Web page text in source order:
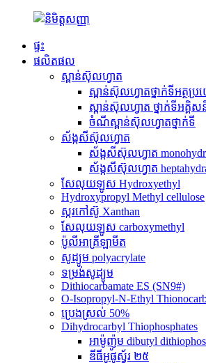
ផ្ទះ
ផលិតផល
ស្ពាន់ស៊ុលហ្វាត
ស្ពាន់ស៊ុលហ្វាតថ្នាក់ទីអត្ថប្
ស្ពាន់ស៊ុលហ្វាត ថ្នាក់ទីអគ្គិស
ចំណីស្ពាន់ស៊ុលហ្វាតថ្នាក់ទី
ស័ង្កសីស៊ុលហ្វាត
ស័ង្កសីស៊ុលហ្វាត
ស័ង្កសីស៊ុលហ្វាត
សែលុយឡូស Hydroxyethyl
Hydroxypropyl Methyl cellulose
ស្ករកៅស៊ូ Xanthan
សែលុយឡូស carboxymethyl
ប៉ូលីអាគ្រីឡាមីត
សូដ្យូម polyacrylate
ទម្រង់សូដ្យូម
Dithiocarbamate ES (SN9#)
O-Isopropyl-N-Ethyl
ប្រេងស្រល់ 50%
Dihydrocarbyl Thiophosphates
អាម៉ូញ៉ូម dibutyl
ឌីធីអូផូស្វ័រ ២៥